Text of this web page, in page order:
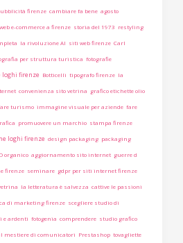
firenze cambiare fa bene agosto
e-commerce a firenze storia del 1973 restyling
la rivoluzione AI siti web firenze Carl
per struttura turistica fotografie
loghi firenze Botticelli tipografo firenze la
convenienza sito vetrina grafico etichette olio
turismo immagine visuale per aziende fare
promuovere un marchio stampa firenze
loghi firenze design packaging packaging
organico aggiornamento sito internet guerre d
firenze seminare gdpr per siti internet firenze
la letteratura è salvezza cattive le passioni
di marketing firenze scegliere studio di
e ardenti fotogenia comprendere studio grafico
mestiere di comunicatori Prestashop tovagliette